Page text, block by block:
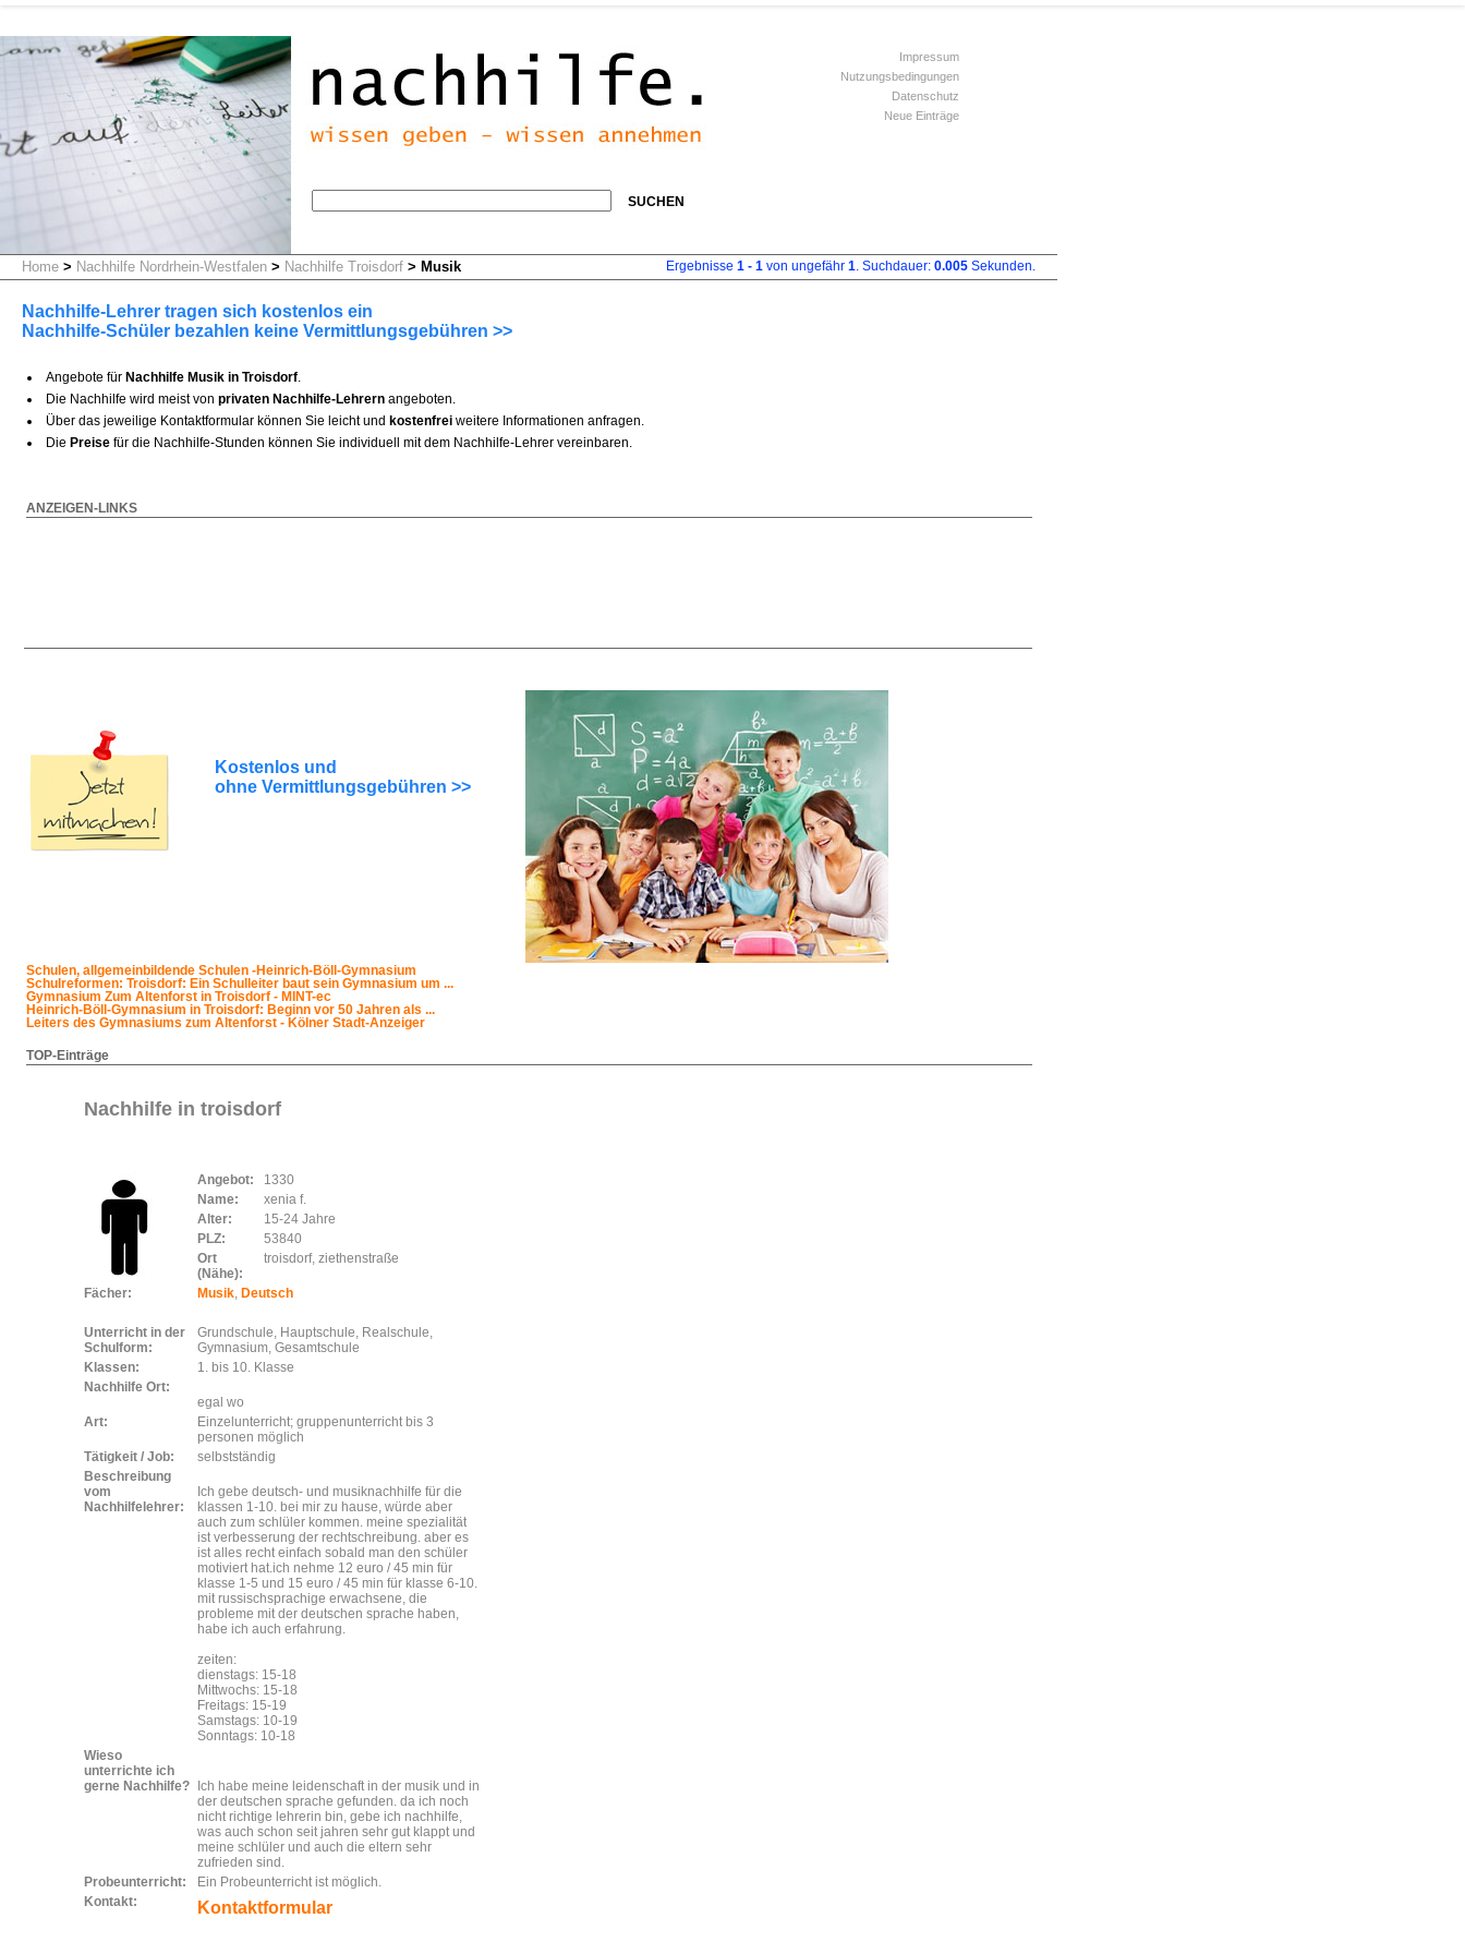
SUCHEN
Impressum
Nutzungsbedingungen
Datenschutz
Neue Einträge
Home > Nachhilfe Nordrhein-Westfalen > Nachhilfe Troisdorf > Musik Ergebnisse 1 - 1 von ungefähr 1. Suchdauer: 0.005 Sekunden.
Nachhilfe-Lehrer tragen sich kostenlos ein
Nachhilfe-Schüler bezahlen keine Vermittlungsgebühren >>
Angebote für Nachhilfe Musik in Troisdorf.
Die Nachhilfe wird meist von privaten Nachhilfe-Lehrern angeboten.
Über das jeweilige Kontaktformular können Sie leicht und kostenfrei weitere Informationen anfragen.
Die Preise für die Nachhilfe-Stunden können Sie individuell mit dem Nachhilfe-Lehrer vereinbaren.
ANZEIGEN-LINKS
Kostenlos und
ohne Vermittlungsgebühren >>
Schulen, allgemeinbildende Schulen -Heinrich-Böll-Gymnasium
Schulreformen: Troisdorf: Ein Schulleiter baut sein Gymnasium um ...
Gymnasium Zum Altenforst in Troisdorf - MINT-ec
Heinrich-Böll-Gymnasium in Troisdorf: Beginn vor 50 Jahren als ...
Leiters des Gymnasiums zum Altenforst - Kölner Stadt-Anzeiger
TOP-Einträge
Nachhilfe in troisdorf
Angebot:
1330
Name:
xenia f.
Alter:
15-24 Jahre
PLZ:
53840
Ort
(Nähe):
troisdorf, ziethenstraße
Fächer: Musik, Deutsch
Unterricht in der
Schulform:
Grundschule, Hauptschule, Realschule,
Gymnasium, Gesamtschule
Klassen:
1. bis 10. Klasse
Nachhilfe Ort:
egal wo
Art:
Einzelunterricht; gruppenunterricht bis 3
personen möglich
Tätigkeit / Job:
selbstständig
Beschreibung
vom
Nachhilfelehrer:
Ich gebe deutsch- und musiknachhilfe für die
klassen 1-10. bei mir zu hause, würde aber
auch zum schlüler kommen. meine spezialität
ist verbesserung der rechtschreibung. aber es
ist alles recht einfach sobald man den schüler
motiviert hat.ich nehme 12 euro / 45 min für
klasse 1-5 und 15 euro / 45 min für klasse 6-10.
mit russischsprachige erwachsene, die
probleme mit der deutschen sprache haben,
habe ich auch erfahrung.
zeiten:
dienstags: 15-18
Mittwochs: 15-18
Freitags: 15-19
Samstags: 10-19
Sonntags: 10-18
Wieso
unterrichte ich
gerne Nachhilfe?
Ich habe meine leidenschaft in der musik und in
der deutschen sprache gefunden. da ich noch
nicht richtige lehrerin bin, gebe ich nachhilfe,
was auch schon seit jahren sehr gut klappt und
meine schlüler und auch die eltern sehr
zufrieden sind.
Probeunterricht:
Ein Probeunterricht ist möglich.
Kontakt:
Kontaktformular